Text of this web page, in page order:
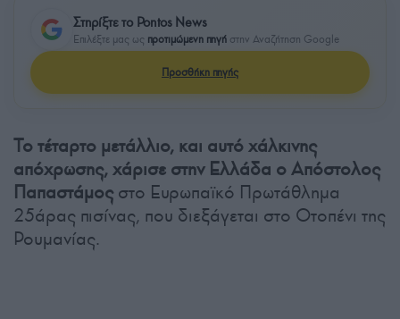
Στηρίξτε το Pontos News
Επιλέξτε μας ως προτιμώμενη πηγή στην Αναζήτηση Google
Προσθήκη πηγής
Το τέταρτο μετάλλιο, και αυτό χάλκινης
απόχρωσης, χάρισε στην Ελλάδα ο Απόστολος
Παπαστάμοςστο Ευρωπαϊκό Πρωτάθλημα
25άρας πισίνας, που διεξάγεται στο Οτοπένι της
Ρουμανίας.